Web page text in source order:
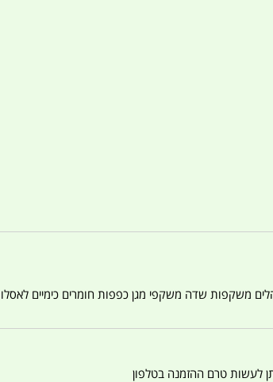
משקפות שדה משקפי מגן כפפות חומרים כימיים
לעשות טרם ההזמנה בטלפון